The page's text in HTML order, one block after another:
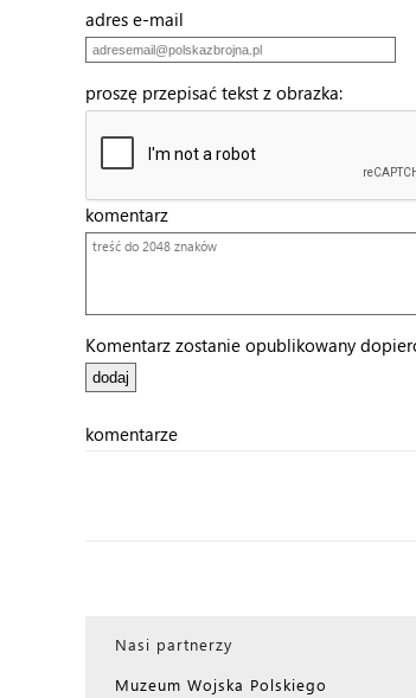
adres e-mail
proszę przepisać tekst z obrazka:
komentarz
Komentarz zostanie opublikowany
komentarze
Nasi partnerzy
Muzeum Wojska Polskiego